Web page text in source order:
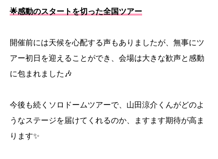
🌟感動のスタートを切った全国ツアー
開催前には天候を心配する声もありましたが、無事にツ
アー初日を迎えることができ、会場は大きな歓声と感動
に包まれました🎶
今後も続くソロドームツアーで、山田涼介くんがどのよ
うなステージを届けてくれるのか、ますます期待が高ま
ります✨